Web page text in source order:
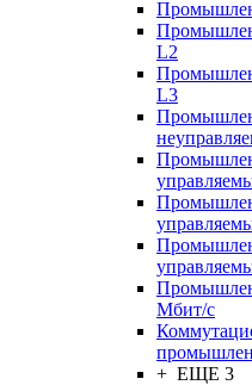
L2
L3
Мбит/с
+ ЕЩЕ 3